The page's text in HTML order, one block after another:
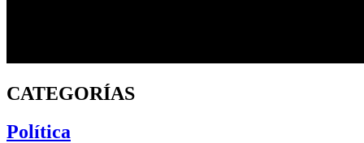
CATEGORÍAS
Política